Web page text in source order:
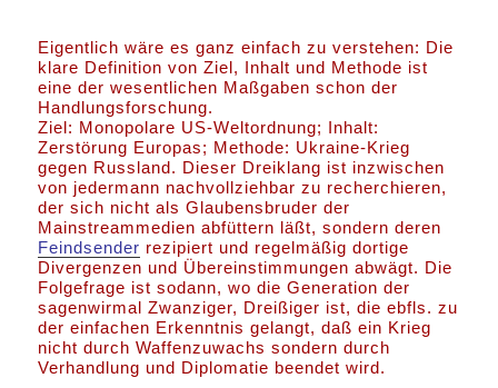
Eigentlich wäre es ganz einfach zu verstehen: Die
klare Definition von Ziel, Inhalt und Methode ist
eine der wesentlichen Maßgaben schon der
Handlungsforschung.
Ziel: Monopolare US-Weltordnung; Inhalt:
Zerstörung Europas; Methode: Ukraine-Krieg
gegen Russland. Dieser Dreiklang ist inzwischen
von jedermann nachvollziehbar zu recherchieren,
der sich nicht als Glaubensbruder der
Mainstreammedien abfüttern läßt, sondern deren
Feindsender rezipiert und regelmäßig dortige
Divergenzen und Übereinstimmungen abwägt. Die
Folgefrage ist sodann, wo die Generation der
sagenwirmal Zwanziger, Dreißiger ist, die ebfls. zu
der einfachen Erkenntnis gelangt, daß ein Krieg
nicht durch Waffenzuwachs sondern durch
Verhandlung und Diplomatie beendet wird.